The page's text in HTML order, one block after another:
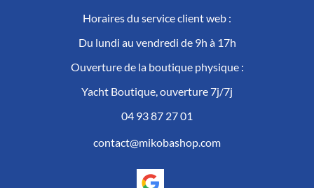
Horaires du service client web :
Du lundi au vendredi de 9h à 17h
Ouverture de la boutique physique :
Yacht Boutique, ouverture 7j/7j
04 93 87 27 01
contact@mikobashop.com